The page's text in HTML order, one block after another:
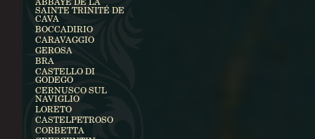
SAINTE TRINITÉ DE
CAVA
BOCCADIRIO
CARAVAGGIO
GEROSA
BRA
CASTELLO DI
GODEGO
CERNUSCO SUL
NAVIGLIO
LORETO
CASTELPETROSO
CORBETTA